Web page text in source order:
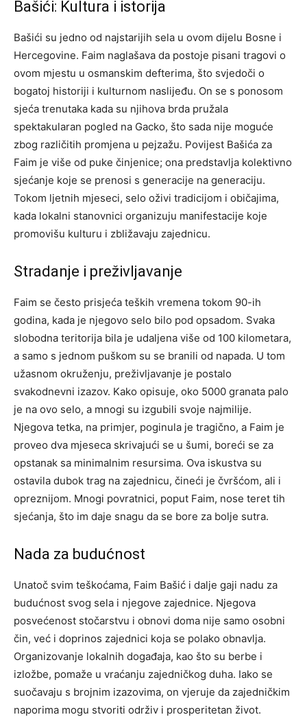
Bašići: Kultura i istorija
Bašići su jedno od najstarijih sela u ovom dijelu Bosne i
Hercegovine. Faim naglašava da postoje pisani tragovi o
ovom mjestu u osmanskim defterima, što svjedoči o
bogatoj historiji i kulturnom naslijeđu. On se s ponosom
sjeća trenutaka kada su njihova brda pružala
spektakularan pogled na Gacko, što sada nije moguće
zbog različitih promjena u pejzažu. Povijest Bašića za
Faim je više od puke činjenice; ona predstavlja kolektivno
sjećanje koje se prenosi s generacije na generaciju.
Tokom ljetnih mjeseci, selo oživi tradicijom i običajima,
kada lokalni stanovnici organizuju manifestacije koje
promovišu kulturu i zbližavaju zajednicu.
Stradanje i preživljavanje
Faim se često prisjeća teških vremena tokom 90-ih
godina, kada je njegovo selo bilo pod opsadom. Svaka
slobodna teritorija bila je udaljena više od 100 kilometara,
a samo s jednom puškom su se branili od napada. U tom
užasnom okruženju, preživljavanje je postalo
svakodnevni izazov. Kako opisuje, oko 5000 granata palo
je na ovo selo, a mnogi su izgubili svoje najmilije.
Njegova tetka, na primjer, poginula je tragično, a Faim je
proveo dva mjeseca skrivajući se u šumi, boreći se za
opstanak sa minimalnim resursima. Ova iskustva su
ostavila dubok trag na zajednicu, čineći je čvršćom, ali i
opreznijom. Mnogi povratnici, poput Faim, nose teret tih
sjećanja, što im daje snagu da se bore za bolje sutra.
Nada za budućnost
Unatoč svim teškoćama, Faim Bašić i dalje gaji nadu za
budućnost svog sela i njegove zajednice. Njegova
posvećenost stočarstvu i obnovi doma nije samo osobni
čin, već i doprinos zajednici koja se polako obnavlja.
Organizovanje lokalnih događaja, kao što su berbe i
izložbe, pomaže u vraćanju zajedničkog duha. Iako se
suočavaju s brojnim izazovima, on vjeruje da zajedničkim
naporima mogu stvoriti održiv i prosperitetan život.